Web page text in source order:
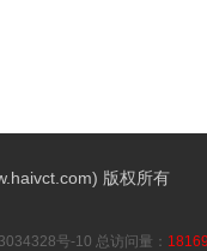
版权所有
号-10 总访问量：